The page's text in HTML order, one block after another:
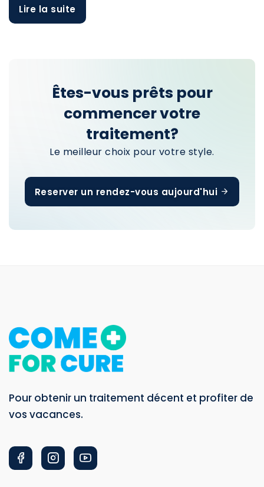
Lire la suite
Êtes-vous prêts pour
commencer votre
traitement?
Le meilleur choix pour votre style.
Reserver un rendez-vous aujourd'hui
Pour obtenir un traitement décent et profiter de
vos vacances.